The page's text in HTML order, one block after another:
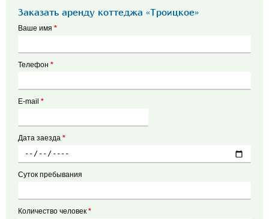
Заказать аренду коттеджа «Троицкое»
Ваше имя *
Телефон *
E-mail *
Дата заезда *
Суток пребывания
Количество человек *